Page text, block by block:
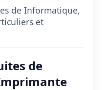
de Informatique,
et
de